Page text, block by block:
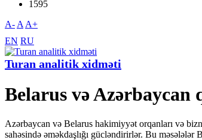
1595
A- A A+
EN RU
Turan analitik xidməti
Belarus və Azərbaycan
Azərbaycan və Belarus hakimiyyət orqanları və
sahəsində əməkdaşlığı gücləndirirlər. Bu